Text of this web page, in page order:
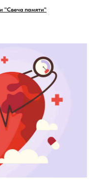
"Свеча памяти"